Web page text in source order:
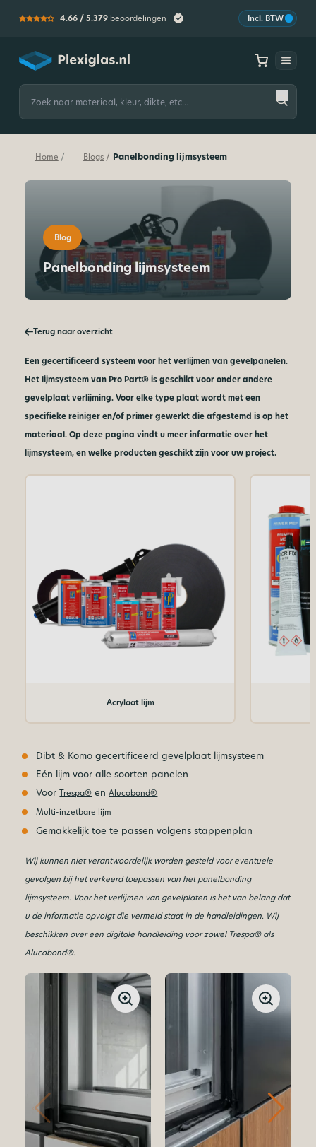
4.66 / 5.379 beoordelingen Incl. BTW
Plexiglas
Zoeken
naar:
Home / Blogs / Panelbonding lijmsysteem
Blog
Panelbonding lijmsysteem
Terug naar overzicht
Een gecertificeerd systeem voor het verlijmen van gevelpanelen.
Het lijmsysteem van Pro Part® is geschikt voor onder andere
gevelplaat verlijming. Voor elke type plaat wordt met een
specifieke reiniger en/of primer gewerkt die afgestemd is op het
materiaal. Op deze pagina vindt u meer informatie over het
lijmsysteem, en welke producten geschikt zijn voor uw project.
Acrylaat lijm
Dibt & Komo gecertificeerd gevelplaat lijmsysteem
Eén lijm voor alle soorten panelen
VoorTrespa® enAlucobond®
Multi-inzetbare lijm
Gemakkelijk toe te passen volgens stappenplan
Wij kunnen niet verantwoordelijk worden gesteld voor eventuele
gevolgen bij het verkeerd toepassen van het panelbonding
lijmsysteem. Voor het verlijmen van gevelplaten is het van belang dat
u de informatie opvolgt die vermeld staat in de handleidingen. Wij
beschikken over een digitale handleiding voor zowel Trespa® als
Alucobond®.